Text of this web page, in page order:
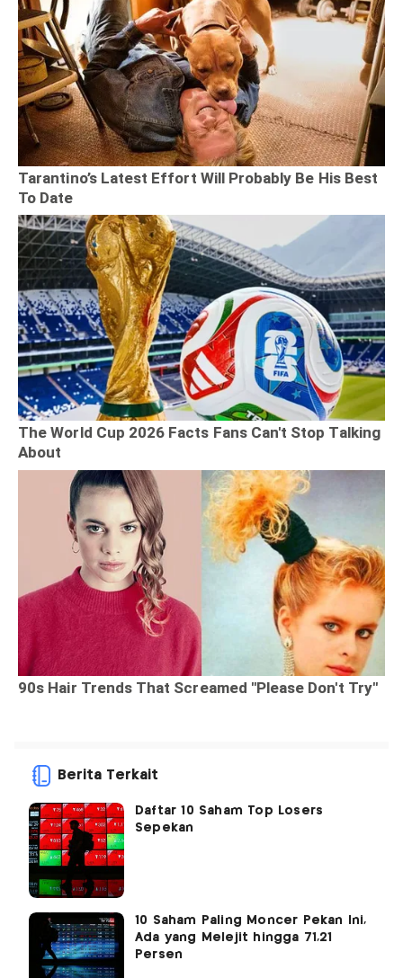
Berita Terkait
Daftar 10 Saham Top Losers
Sepekan
10 Saham Paling Moncer Pekan Ini,
Ada yang Melejit hingga 71,21
Persen